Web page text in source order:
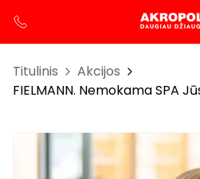
Titulinis
Akcijos
FIELMANN. Nemokama SPA